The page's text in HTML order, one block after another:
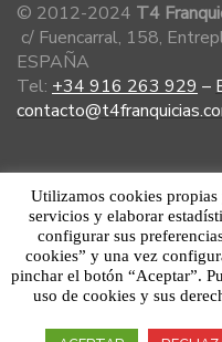
© 2012-2024 T4
c/ Fuencarral, 158,
ESPAÑA
Tel: +34 916 263 929 –
Utilizamos cookies propias
servicios y elaborar
configurar sus
cookies” y una vez
pinchar el botón “Aceptar”.
uso de cookies y sus